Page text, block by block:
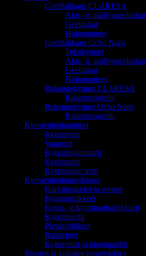
Geelilakkaus CLARESA
Alus- ja päällysgeelilakat
Geelilakat
Hoitotuotteet
Geelilakkaus Ocho Nails
Tekokynnet
Alus- ja päällysgeelilakat
Geelilakat
Hoitotuotteet
Rakennekynnet CLARESA
Rakennusgeelit
Rakennekynnet Ocho Nails
Rakennusgeelit
Kynsienhoitolaitteet
Kynsiporat
Varaosat
Kynsipölynimurit
Kynsiuunit
Kynsiporan terät
Kynsienhoitotarvikkeet
Harjoituskädet ja sormet
Kynsitarvikkeet
Kynsi- ja kynsinauhaleikkurit
Kynsimuotit
Pientarvikkeet
Rannetuet
Kynsiviilat ja hiontapalkit
Ripsien ja kulmien kestovärjäys